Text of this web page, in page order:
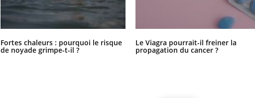
Fortes chaleurs : pourquoi le risque
de noyade grimpe-t-il ?
Le Viagra pourrait-il freiner la
propagation du cancer ?